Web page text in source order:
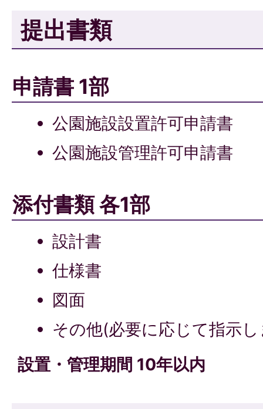
提出書類
申請書 1部
公園施設設置許可申請書
公園施設管理許可申請書
添付書類 各1部
設計書
仕様書
図面
その他(必要に応じて指示
設置・管理期間 10年以内